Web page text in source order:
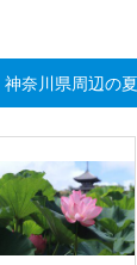
神奈川県周辺の